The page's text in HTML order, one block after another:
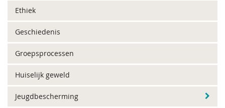
Ethiek
Geschiedenis
Groepsprocessen
Huiselijk geweld
Jeugdbescherming